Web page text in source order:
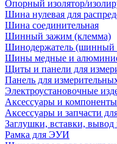
Опорный изолятор/
Шина нулевая для
Шина соединительная
Шинный зажим (клемма)
Шинодержатель (шинный
Шины медные и
Щиты и панели для
Панель для
Электроустановочные
Аксессуары и
Аксессуары и запчасти
Заглушки, вставки, вывод
Рамка для ЭУИ